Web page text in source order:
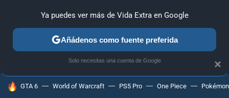
MENÚ NUEVO
GUÍAS Y TRUCOS PC SONY
HOY SE HABLA DE
GTA 6 World of Warcraft PS5 Pro One Piece Pokémon
×
Ya puedes ver más de Vida Extra en Google
Añádenos como fuente preferida
Solo necesitas una cuenta de Google